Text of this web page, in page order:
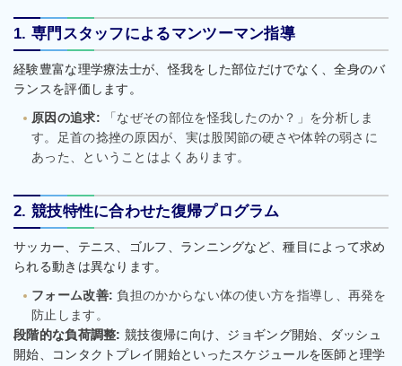
1. 専門スタッフによるマンツーマン指導
経験豊富な理学療法士が、怪我をした部位だけでなく、全身のバ
ランスを評価します。
原因の追求: 「なぜその部位を怪我したのか？」を分析しま
す。足首の捻挫の原因が、実は股関節の硬さや体幹の弱さに
あった、ということはよくあります。
2. 競技特性に合わせた復帰プログラム
サッカー、テニス、ゴルフ、ランニングなど、種目によって求め
られる動きは異なります。
フォーム改善: 負担のかからない体の使い方を指導し、再発を
防止します。
段階的な負荷調整: 競技復帰に向け、ジョギング開始、ダッシュ
開始、コンタクトプレイ開始といったスケジュールを医師と理学